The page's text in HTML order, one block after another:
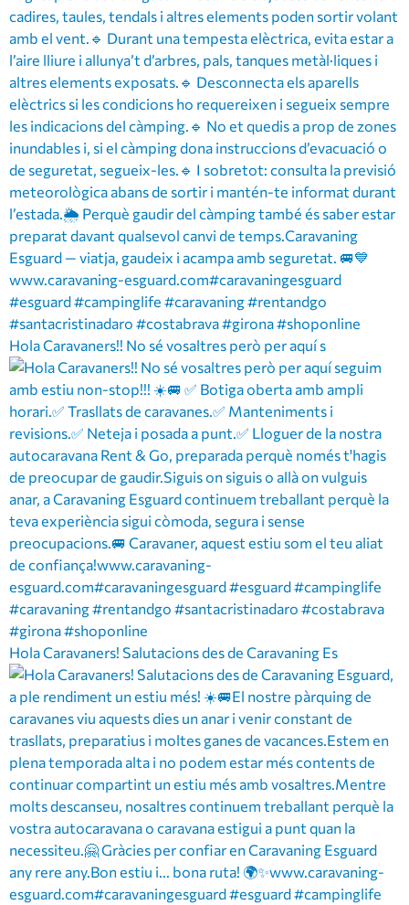
Hola Caravaners!! No sé vosaltres però per aquí s
Hola Caravaners! Salutacions des de Caravaning Es